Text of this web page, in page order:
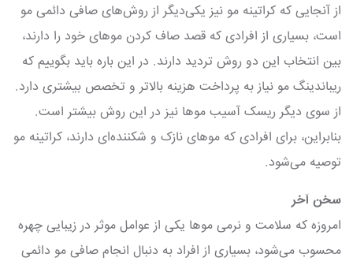
از آنجایی که کراتینه مو نیز یکی‌دیگر از روش‌های صافی دائمی مو
است، بسیاری از افرادی که قصد صاف کردن موهای خود را دارند،
بین انتخاب این دو روش تردید دارند. در این باره باید بگوییم که
ریباندینگ مو نیاز به پرداخت هزینه بالاتر و تخصص بیشتری دارد.
از سوی دیگر ریسک آسیب موها نیز در این روش بیشتر است.
بنابراین، برای افرادی که موهای نازک و شکننده‌ای دارند، کراتینه مو
توصیه می‌شود.
سخن آخر
امروزه که سلامت و نرمی موها یکی از عوامل موثر در زیبایی چهره
محسوب می‌شود، بسیاری از افراد به دنبال انجام صافی مو دائمی